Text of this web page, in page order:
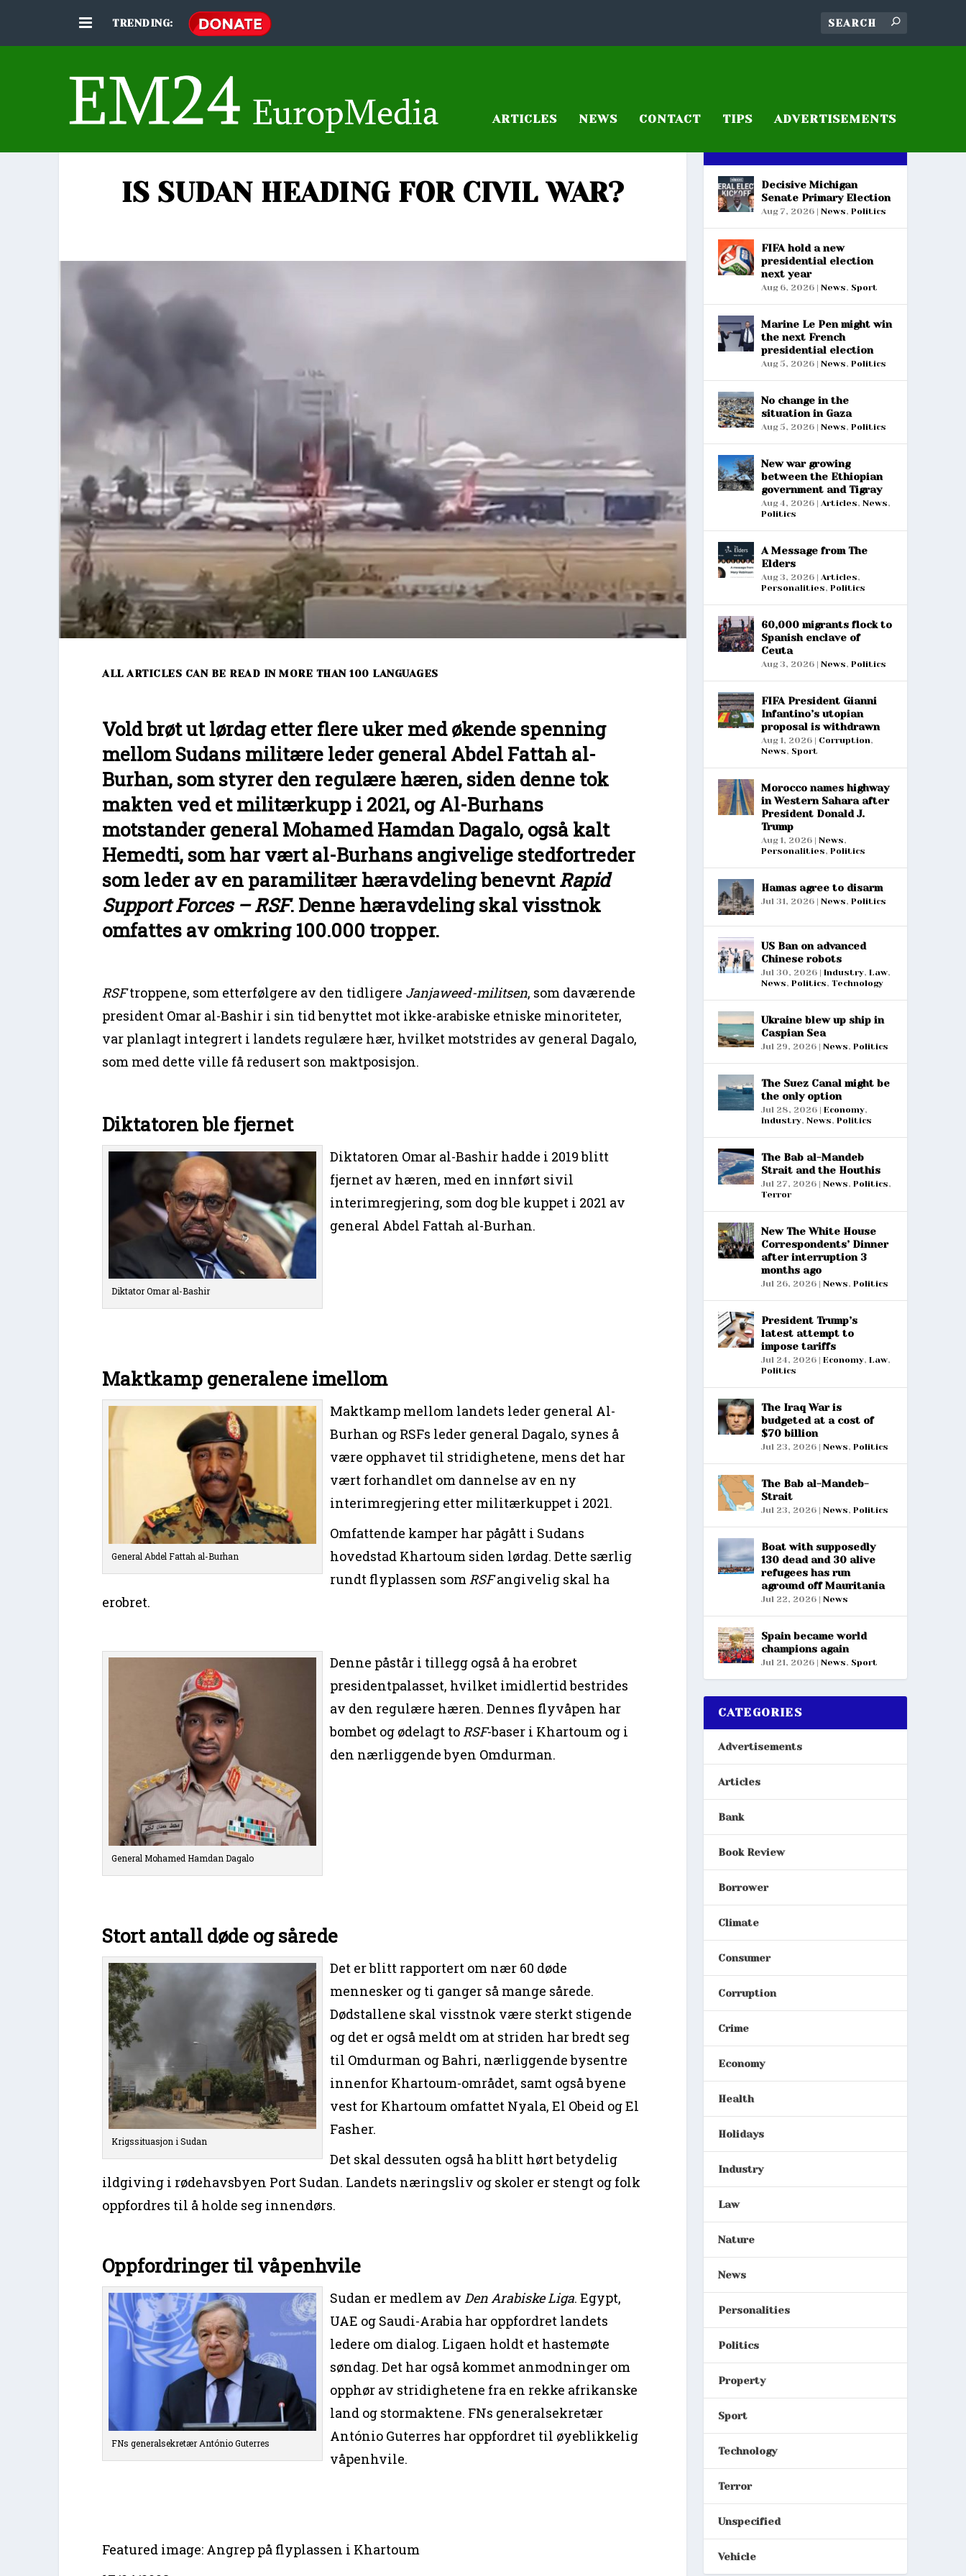
TRENDING:
ARTICLES NEWS CONTACT TIPS ADVERTISEMENTS
IS SUDAN HEADING FOR CIVIL WAR?
ALL ARTICLES CAN BE READ IN MORE THAN 100 LANGUAGES
Vold brøt ut lørdag etter flere uker med økende spenning
mellom Sudans militære leder general Abdel Fattah al-
Burhan, som styrer den regulære hæren, siden denne tok
makten ved et militærkupp i 2021, og Al-Burhans
motstander general Mohamed Hamdan Dagalo, også kalt
Hemedti, som har vært al-Burhans angivelige stedfortreder
som leder av en paramilitær hæravdeling benevntRapid
Support Forces – RSF. Denne hæravdeling skal visstnok
omfattes av omkring 100.000 tropper.
RSFtroppene, som etterfølgere av den tidligere Janjaweed-militsen, som daværende
president Omar al-Bashir i sin tid benyttet mot ikke-arabiske etniske minoriteter,
var planlagt integrert i landets regulære hær, hvilket motstrides av general Dagalo,
som med dette ville få redusert son maktposisjon.
Diktatoren ble fjernet
Diktator Omar al-Bashir
Diktatoren Omar al-Bashir hadde i 2019 blitt
fjernet av hæren, med en innført sivil
interimregjering, som dog ble kuppet i 2021 av
general Abdel Fattah al-Burhan.
Maktkamp generalene imellom
General Abdel Fattah al-Burhan
Maktkamp mellom landets leder general Al-
Burhan og RSFs leder general Dagalo, synes å
være opphavet til stridighetene, mens det har
vært forhandlet om dannelse av en ny
interimregjering etter militærkuppet i 2021.
Omfattende kamper har pågått i Sudans
hovedstad Khartoum siden lørdag. Dette særlig
rundt flyplassen som RSFangivelig skal ha
erobret.
General Mohamed Hamdan Dagalo
Denne påstår i tillegg også å ha erobret
presidentpalasset, hvilket imidlertid bestrides
av den regulære hæren. Dennes flyvåpen har
bombet og ødelagt to RSF-baser i Khartoum og i
den nærliggende byen Omdurman.
Stort antall døde og sårede
Krigssituasjon i Sudan
Det er blitt rapportert om nær 60 døde
mennesker og ti ganger så mange sårede.
Dødstallene skal visstnok være sterkt stigende
og det er også meldt om at striden har bredt seg
til Omdurman og Bahri, nærliggende bysentre
innenfor Khartoum-området, samt også byene
vest for Khartoum omfattet Nyala, El Obeid og El
Fasher.
Det skal dessuten også ha blitt hørt betydelig
ildgiving i rødehavsbyen Port Sudan. Landets næringsliv og skoler er stengt og folk
oppfordres til å holde seg innendørs.
Oppfordringer til våpenhvile
FNs generalsekretær António Guterres
Sudan er medlem av Den Arabiske Liga. Egypt,
UAE og Saudi-Arabia har oppfordret landets
ledere om dialog. Ligaen holdt et hastemøte
søndag. Det har også kommet anmodninger om
opphør av stridighetene fra en rekke afrikanske
land og stormaktene. FNs generalsekretær
António Guterres har oppfordret til øyeblikkelig
våpenhvile.
Featured image: Angrep på flyplassen i Khartoum
Decisive Michigan
Senate Primary Election
Aug 7, 2026| News, Politics
FIFA hold a new
presidential election
next year
Aug 6, 2026| News, Sport
Marine Le Pen might win
the next French
presidential election
Aug 5, 2026| News, Politics
No change in the
situation in Gaza
Aug 5, 2026| News, Politics
New war growing
between the Ethiopian
government and Tigray
Aug 4, 2026| Articles, News,
Politics
A Message from The
Elders
Aug 3, 2026| Articles,
Personalities, Politics
60,000 migrants flock to
Spanish enclave of
Ceuta
Aug 3, 2026| News, Politics
FIFA President Gianni
Infantino’s utopian
proposal is withdrawn
Aug 1, 2026| Corruption,
News, Sport
Morocco names highway
in Western Sahara after
President Donald J.
Trump
Aug 1, 2026| News,
Personalities, Politics
Hamas agree to disarm
Jul 31, 2026| News, Politics
US Ban on advanced
Chinese robots
Jul 30, 2026| Industry, Law,
News, Politics, Technology
Ukraine blew up ship in
Caspian Sea
Jul 29, 2026| News, Politics
The Suez Canal might be
the only option
Jul 28, 2026| Economy,
Industry, News, Politics
The Bab al-Mandeb
Strait and the Houthis
Jul 27, 2026| News, Politics,
Terror
New The White House
Correspondents’ Dinner
after interruption 3
months ago
Jul 26, 2026| News, Politics
President Trump’s
latest attempt to
impose tariffs
Jul 24, 2026| Economy, Law,
Politics
The Iraq War is
budgeted at a cost of
$70 billion
Jul 23, 2026| News, Politics
The Bab al-Mandeb-
Strait
Jul 23, 2026| News, Politics
Boat with supposedly
130 dead and 30 alive
refugees has run
aground off Mauritania
Jul 22, 2026| News
Spain became world
champions again
Jul 21, 2026| News, Sport
CATEGORIES
Advertisements
Articles
Bank
Book Review
Borrower
Climate
Consumer
Corruption
Crime
Economy
Health
Holidays
Industry
Law
Nature
News
Personalities
Politics
Property
Sport
Technology
Terror
Unspecified
Vehicle